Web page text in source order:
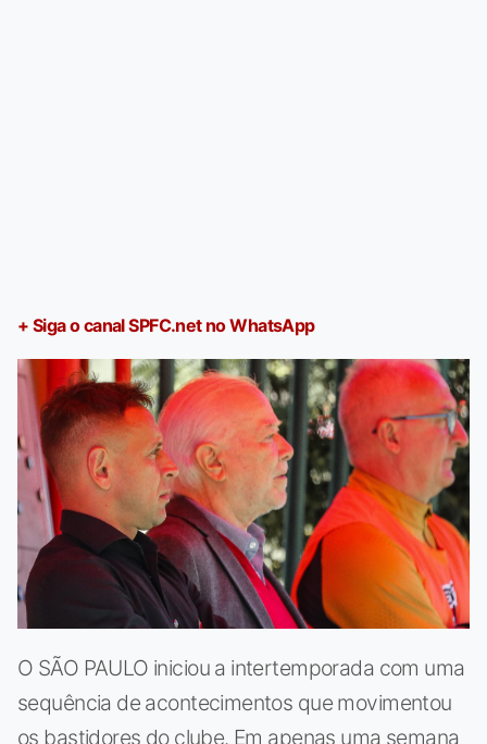
+ Siga o canal SPFC.net no WhatsApp
O SÃO PAULO iniciou a intertemporada com uma
sequência de acontecimentos que movimentou
os bastidores do clube. Em apenas uma semana